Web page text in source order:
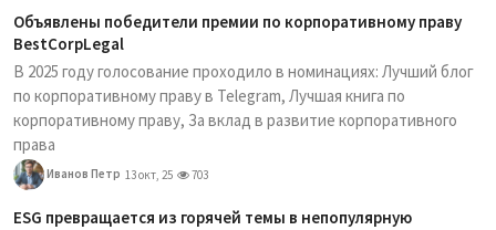
Объявлены победители премии по корпоративному праву
BestCorpLegal
В 2025 году голосование проходило в номинациях: Лучший блог
по корпоративному праву в Telegram, Лучшая книга по
корпоративному праву, За вклад в развитие корпоративного
права
Иванов Петр 13 окт, 25 703
ESG превращается из горячей темы в непопулярную